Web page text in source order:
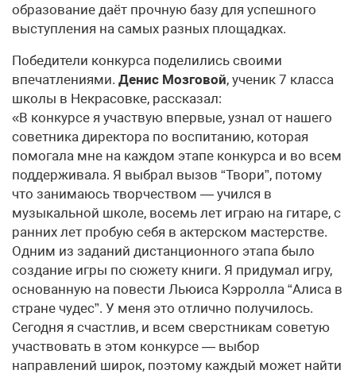
образование даёт прочную базу для успешного
выступления на самых разных площадках.
Победители конкурса поделились своими
впечатлениями. Денис Мозговой, ученик 7 класса
школы в Некрасовке, рассказал:
«В конкурсе я участвую впервые, узнал от нашего
советника директора по воспитанию, которая
помогала мне на каждом этапе конкурса и во всем
поддерживала. Я выбрал вызов “Твори”, потому
что занимаюсь творчеством — учился в
музыкальной школе, восемь лет играю на гитаре, с
ранних лет пробую себя в актерском мастерстве.
Одним из заданий дистанционного этапа было
создание игры по сюжету книги. Я придумал игру,
основанную на повести Льюиса Кэрролла “Алиса в
стране чудес”. У меня это отлично получилось.
Сегодня я счастлив, и всем сверстникам советую
участвовать в этом конкурсе — выбор
направлений широк, поэтому каждый может найти